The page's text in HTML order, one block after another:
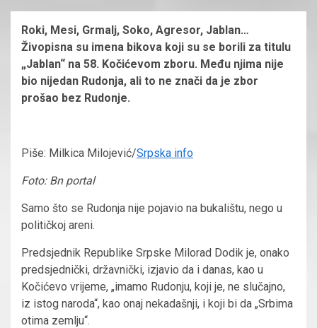
Roki, Mesi, Grmalj, Soko, Agresor, Jablan…
Živopisna su imena bikova koji su se borili za titulu
„Jablan“ na 58. Kočićevom zboru. Među njima nije
bio nijedan Rudonja, ali to ne znači da je zbor
prošao bez Rudonje.
Piše: Milkica Milojević/Srpska info
Foto: Bn portal
Samo što se Rudonja nije pojavio na bukalištu, nego u
političkoj areni.
Predsjednik Republike Srpske Milorad Dodik je, onako
predsjednički, državnički, izjavio da i danas, kao u
Kočićevo vrijeme, „imamo Rudonju, koji je, ne slučajno,
iz istog naroda“, kao onaj nekadašnji, i koji bi da „Srbima
otima zemlju“.